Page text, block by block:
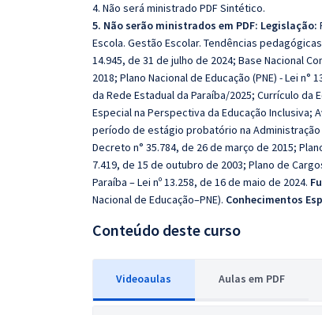
4. Não será ministrado PDF Sintético.
5. Não serão ministrados em PDF: Legislação:
Escola. Gestão Escolar. Tendências
14.945, de 31 de julho de 2024; Base Nacional
2018; Plano Nacional de Educação (PNE) - Lei
da Rede Estadual da Paraíba/2025; Currículo da
Especial na Perspectiva da Educação Inclusiva;
período de estágio probatório na Administração
Decreto n° 35.784, de 26 de março de 2015;
7.419, de 15 de outubro de 2003; Plano de
Paraíba – Lei nº 13.258, de 16 de maio de 2024.
Nacional de Educação–PNE). Conhecimentos
Conteúdo deste curso
Videoaulas Aulas em PDF